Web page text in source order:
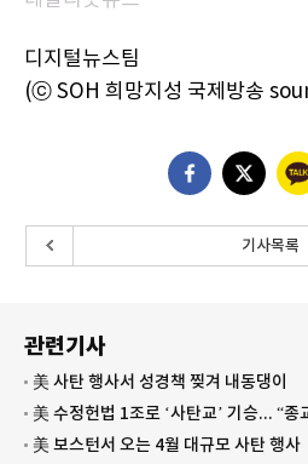
디지털뉴스팀
(ⓒ SOH 희망지성 국제방송
기사목록
관련기사
美 사탄 행사서 성경책 찢겨 내동댕이
美 수정헌법 1조로 ‘사탄교’ 기승... “종
美 보스턴서 오는 4월 대규모 사탄 행사